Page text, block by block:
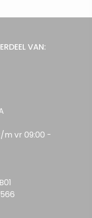
VAN:
m vr 09:00 -